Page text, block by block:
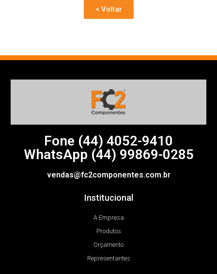
< Voltar
Fone (44) 4052-9410
WhatsApp (44) 99869-0285
vendas@fc2componentes.com.br
Institucional
A Empresa
Produtos
Orçamento
Representantes